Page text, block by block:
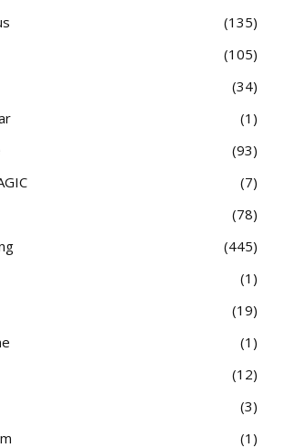
135
105
34
1
93
7
78
445
1
19
1
12
3
1